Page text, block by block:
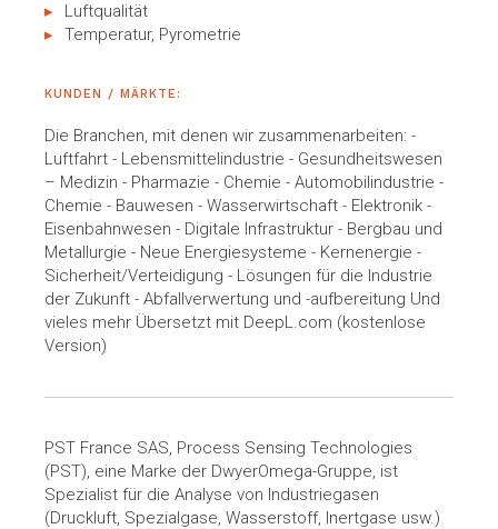
Luftqualität
Temperatur, Pyrometrie
KUNDEN / MÄRKTE:
Die Branchen, mit denen wir zusammenarbeiten: -
Luftfahrt - Lebensmittelindustrie - Gesundheitswesen
– Medizin - Pharmazie - Chemie - Automobilindustrie -
Chemie - Bauwesen - Wasserwirtschaft - Elektronik -
Eisenbahnwesen - Digitale Infrastruktur - Bergbau und
Metallurgie - Neue Energiesysteme - Kernenergie -
Sicherheit/Verteidigung - Lösungen für die Industrie
der Zukunft - Abfallverwertung und -aufbereitung Und
vieles mehr Übersetzt mit DeepL.com (kostenlose
Version)
PST France SAS, Process Sensing Technologies
(PST), eine Marke der DwyerOmega-Gruppe, ist
Spezialist für die Analyse von Industriegasen
(Druckluft, Spezialgase, Wasserstoff, Inertgase usw.)